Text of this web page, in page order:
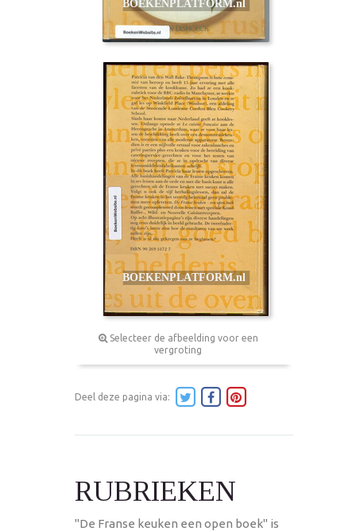
Selecteer de afbeelding voor een
vergroting
Deel deze pagina via:
RUBRIEKEN
"De Franse keuken een open boek" is